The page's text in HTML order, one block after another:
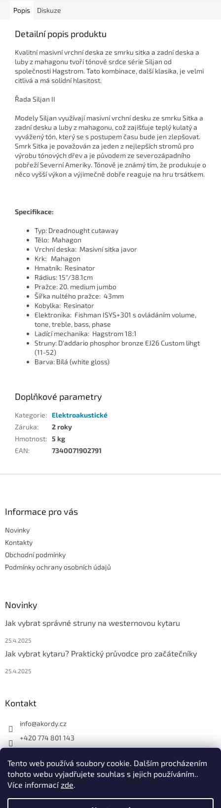
Tento web používá soubory cookie. Dalším procházením
tohoto webu vyjadřujete souhlas s jejich používáním..
Více informacízde.
Popis Diskuze
Detailní popis produktu
Kvalitní masivní vrchní deska ze smrku sitka a zadní deska a
luby z mahagonu tvoří tónové srdce série Siljan od
společnosti Hagstrom. Tato kombinace, další klasika, je velmi
citlivá a má solidní hlasitost.
Řada Siljan II
Modely Siljan využívají masivní vrchní desku ze smrku Sitka a
zadní desku a luby z mahagonu, což zajišťuje teplý kulatý a
vyvážený tón, který se s postupem času bude jen zlepšovat.
Smrk Sitka je považován za jeden z nejlepších stromů pro
výrobu tónových dřev a je původem ze severozápadního
pobřeží Severní Ameriky. Tónově je známý tím, že produkuje o
něco vyšší výkon a výjimečně dobře reaguje na hru trsátkem.
Specifikace:
Typ: Dreadnought cutaway
Tělo: Mahagon
Vrchní deska: Masivní sitka javor
Krk: Mahagon
Hmatník: Resinator
Rádius: 15"/38.1cm
Pražce: 20. medium jumbo
Šířka nultého pražce: 43mm
Kobylka: Resinator
Elektronika: Fishman ISYS+301 s ovládáním volume,
tone, treble, bass, phase
Ladící mechanika: Hagstrom 18:1
Struny: D'addario phosphor bronze EJ26 Custom lihgt
(11-52)
Barva: Bílá (white gloss)
Doplňkové parametry
Kategorie: Elektroakustické
Záruka:
2 roky
Hmotnost: 5 kg
EAN: 7340071902791
Informace pro vás
Novinky
Kontakty
Obchodní podmínky
Podmínky ochrany osobních údajů
Novinky
Jak vybrat správné struny na westernovou kytaru
25.4.2025
Jak vybrat kytaru? Praktický průvodce pro začátečníky
25.4.2025
Kontakt
info@akordy.cz
+420 774 801 143
akordy_cz